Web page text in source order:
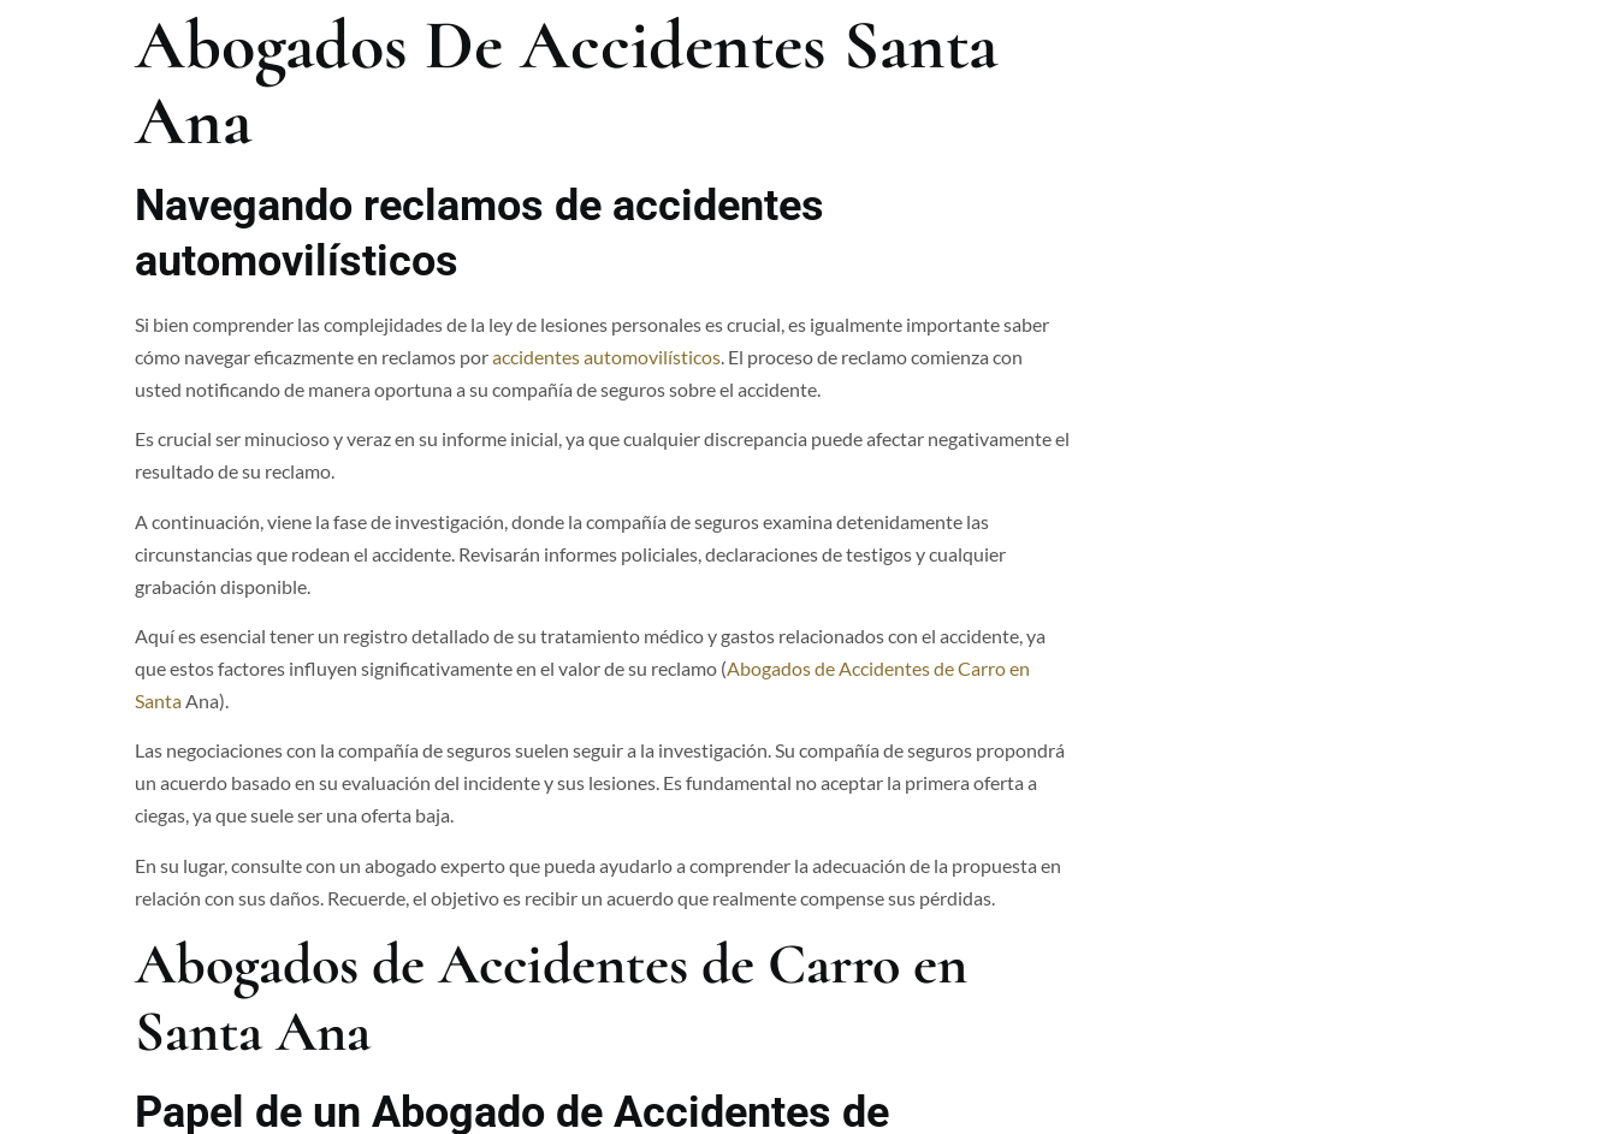
Abogados De Accidentes Santa
Ana
Navegando reclamos de accidentes
automovilísticos
Si bien comprender las complejidades de la ley de lesiones personales es crucial, es igualmente importante saber
cómo navegar eficazmente en reclamos poraccidentes automovilísticos. El proceso de reclamo comienza con
usted notificando de manera oportuna a su compañía de seguros sobre el accidente.
Es crucial ser minucioso y veraz en su informe inicial, ya que cualquier discrepancia puede afectar negativamente el
resultado de su reclamo.
A continuación, viene la fase de investigación, donde la compañía de seguros examina detenidamente las
circunstancias que rodean el accidente. Revisarán informes policiales, declaraciones de testigos y cualquier
grabación disponible.
Aquí es esencial tener un registro detallado de su tratamiento médico y gastos relacionados con el accidente, ya
que estos factores influyen significativamente en el valor de su reclamo (Abogados de Accidentes de Carro en
SantaAna​).
Las negociaciones con la compañía de seguros suelen seguir a la investigación. Su compañía de seguros propondrá
un acuerdo basado en su evaluación del incidente y sus lesiones. Es fundamental no aceptar la primera oferta a
ciegas, ya que suele ser una oferta baja.
En su lugar, consulte con un abogado experto que pueda ayudarlo a comprender la adecuación de la propuesta en
relación con sus daños. Recuerde, el objetivo es recibir un acuerdo que realmente compense sus pérdidas.
Abogados de Accidentes de Carro en
Santa Ana
Papel de un Abogado de Accidentes de